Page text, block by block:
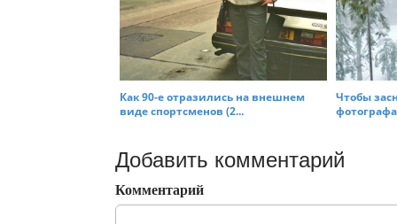
Как 90-е отразились на внешнем
виде спортсменов (2...
Чтобы
Добавить комментарий
Комментарий